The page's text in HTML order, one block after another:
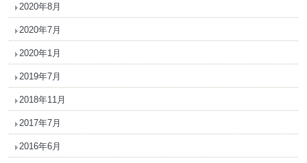
2020年8月
2020年7月
2020年1月
2019年7月
2018年11月
2017年7月
2016年6月